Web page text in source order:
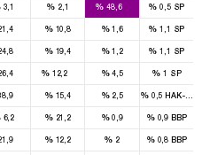
3,1 % 2,1 % 48,6 % 0,5 SP
%10,8 %1,6 % 1,1 SP
%19,4 %1,2 % 1,1 SP
%12,2 %4,5 %1 SP
%15,4 %2,5 %0,5HAK-PAR
6,2 %21,2 %0,9 %0,9BBP
%12,2 % 2 %0,8BBP